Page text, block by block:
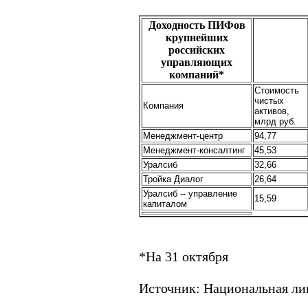
Доходность ПИФов
крупнейших
российских
управляющих
компаний*
Компания
Стоимость
чистых
активов,
млрд руб.
Менеджмент-центр
94,77
Менеджмент-консалтинг
45,53
Уралсиб
32,66
Тройка Диалог
26,64
Уралсиб -- управление
капиталом
15,59
*На 31 октября
Источник: Национальная